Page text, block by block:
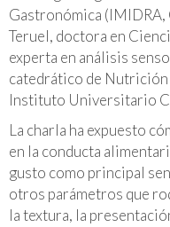
Gastronómica (IMIDRA,
Teruel, doctora en
experta en análisis
catedrático de
Instituto Universitario
La charla ha expuesto
en la conducta
gusto como principal
otros parámetros que
la textura, la